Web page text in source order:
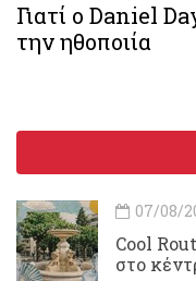
Γιατί ο Daniel
την ηθοποιία
07/08/
Cool
στο